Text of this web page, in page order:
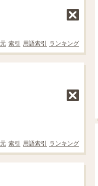
索引 用語索引 ランキング
索引 用語索引 ランキング